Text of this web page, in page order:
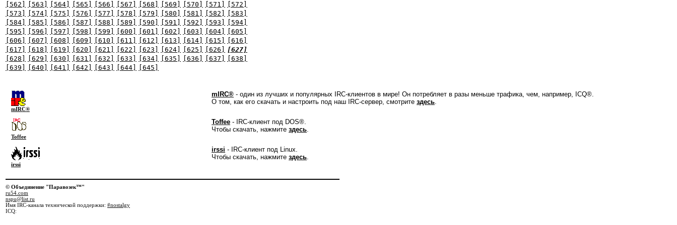
[562] [563] [564] [565] [566] [567] [568] [569] [570] [571]
[572]
[573]
[574] [575] [576] [577] [578] [579] [580] [581] [582]
[583]
[584]
[585] [586] [587] [588] [589] [590] [591] [592] [593]
[594]
[595]
[596] [597] [598] [599] [600] [601] [602] [603] [604]
[605]
[606]
[607] [608] [609] [610] [611] [612] [613] [614] [615]
[616]
[617]
[618] [619] [620] [621] [622] [623] [624] [625] [626]
[627]
[628]
[629] [630] [631] [632] [633] [634] [635] [636] [637]
[638]
[639]
[640] [641] [642] [643] [644] [645]
mIRC®
mIRC® - один из лучших и популярных IRC-клиентов в мире! Он потребляет в разы меньше трафика, чем, например, ICQ®.
О том, как его скачать и настроить под наш IRC-сервер, смотрите здесь.
Toffee
Toffee - IRC-клиент под DOS®.
Чтобы скачать, нажмите здесь.
irssi
irssi - IRC-клиент под Linux.
Чтобы скачать, нажмите здесь.
© Объединение "Паравозек™"
ru54.com
nspu@list.ru
Имя IRC-канала технической поддержки: #nostalgy
ICQ: